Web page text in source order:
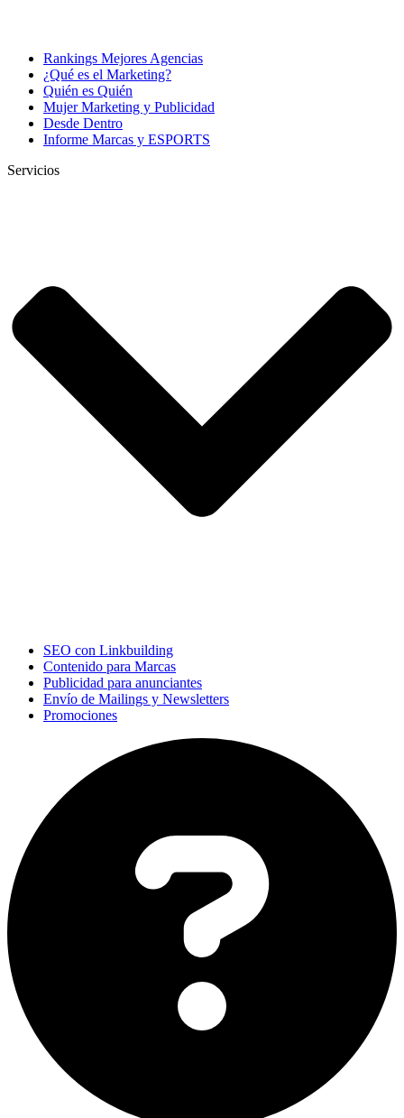
Rankings Mejores Agencias
¿Qué es el Marketing?
Quién es Quién
Mujer Marketing y Publicidad
Desde Dentro
Informe Marcas y ESPORTS
Servicios
SEO con Linkbuilding
Contenido para Marcas
Publicidad para anunciantes
Envío de Mailings y Newsletters
Promociones